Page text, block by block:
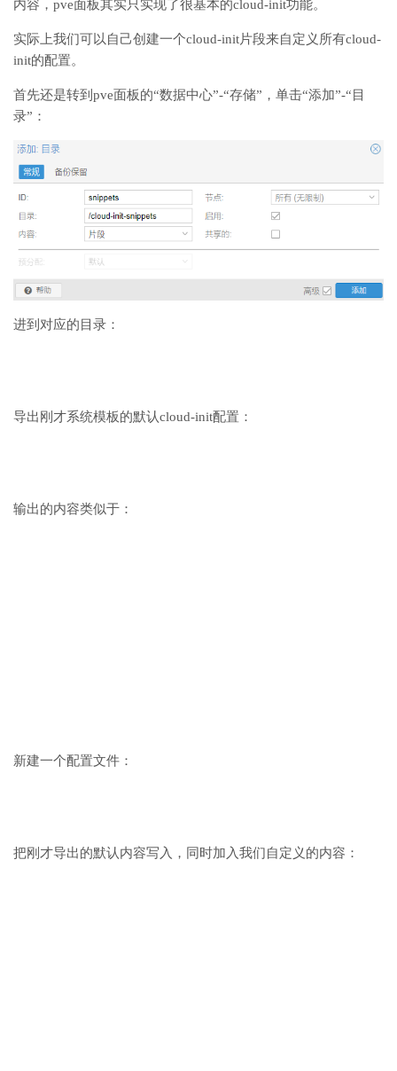
内容，pve面板其实只实现了很基本的cloud-init功能。
实际上我们可以自己创建一个cloud-init片段来自定义所有cloud-
init的配置。
首先还是转到pve面板的“数据中心”-“存储”，单击“添加”-“目
录”：
进到对应的目录：
导出刚才系统模板的默认cloud-init配置：
输出的内容类似于：
新建一个配置文件：
把刚才导出的默认内容写入，同时加入我们自定义的内容：